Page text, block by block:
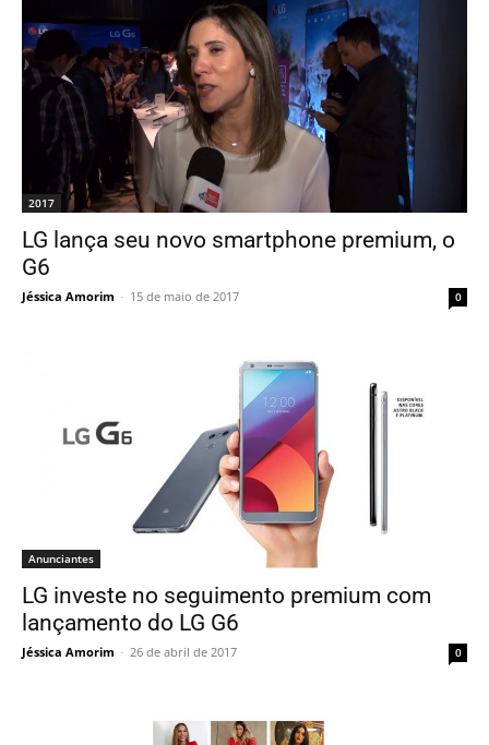
2017
LG lança seu novo smartphone premium, o
G6
Jéssica Amorim - 15 de maio de 2017 0
Anunciantes
LG investe no seguimento premium com
lançamento do LG G6
Jéssica Amorim - 26 de abril de 2017 0